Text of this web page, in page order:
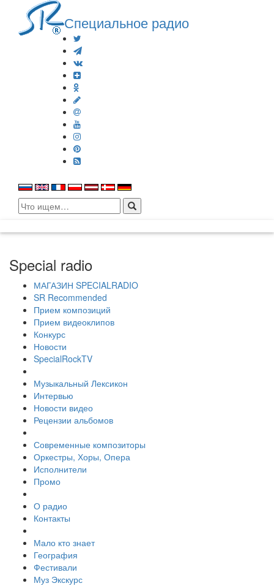
Специальное радио
Search
for:
Special radio
МАГАЗИН SPECIALRADIO
SR Recommended
Прием композиций
Прием видеоклипов
Конкурс
Новости
SpecialRockTV
Музыкальный Лексикон
Интервью
Новости видео
Рецензии альбомов
Современные композиторы
Оркестры, Хоры, Опера
Исполнители
Промо
О радио
Контакты
Мало кто знает
География
Фестивали
Муз Экскурс